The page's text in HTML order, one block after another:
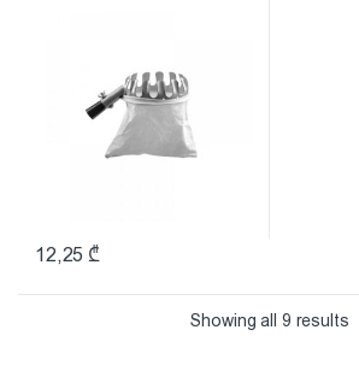
12,25 ₾
Showing all 9 results